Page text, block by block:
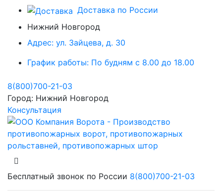
Доставка по России
Нижний Новгород
Адрес: ул. Зайцева, д. 30
График работы: По будням с 8.00 до 18.00
8(800)700-21-03
Город: Нижний Новгород
Консультация
Бесплатный звонок по России 8(800)700-21-03